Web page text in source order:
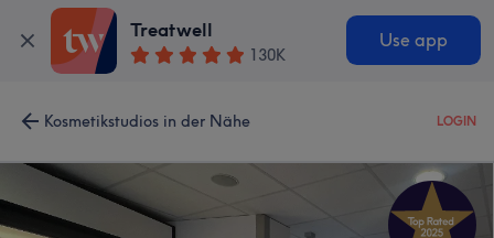
Treatwell
130K
Use app
Kosmetikstudios in der Nähe LOGIN